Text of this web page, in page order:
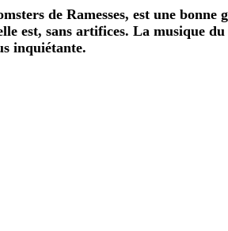
de Ramesses, est une bonne
est, sans artifices. La musique
inquiétante.